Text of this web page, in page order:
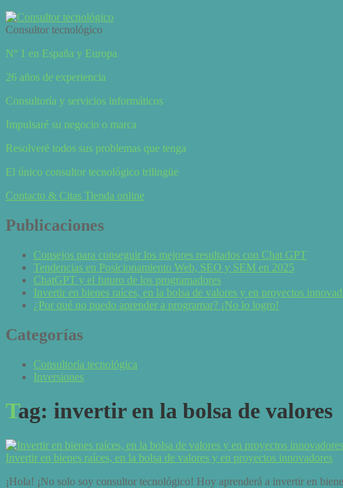
Consultor tecnológico
Nº 1 en España y Europa
26 años de experiencia
Consultoría y servicios informáticos
Impulsaré su negocio o marca
Resolveré todos sus problemas que tenga
El único consultor tecnológico trilingüe
Contacto & Citas Tienda online
Publicaciones
Consejos para conseguir los mejores resultados con Chat GPT
Tendencias en Posicionamiento Web, SEO y SEM en 2025
ChatGPT y el futuro de los programadores
Invertir en bienes raíces, en la bolsa de valores y en proyectos
¿Por qué no puedo aprender a programar? ¡No lo logro!
Categorías
Consultoría tecnológica
Inversiones
Tag: invertir en la bolsa de valores
Invertir en bienes raíces, en la bolsa de valores y en proyectos innovadores
¡Hola! ¡No solo soy consultor tecnológico! Hoy aprenderá a invertir en